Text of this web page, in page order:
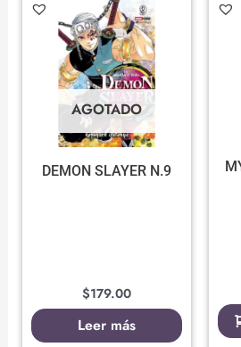
AGOTADO
DEMON SLAYER N.9
$179.00
Leer más